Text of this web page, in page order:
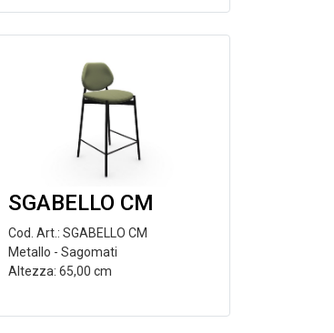
SGABELLO CM
Cod. Art.: SGABELLO CM
Metallo - Sagomati
Altezza: 65,00 cm